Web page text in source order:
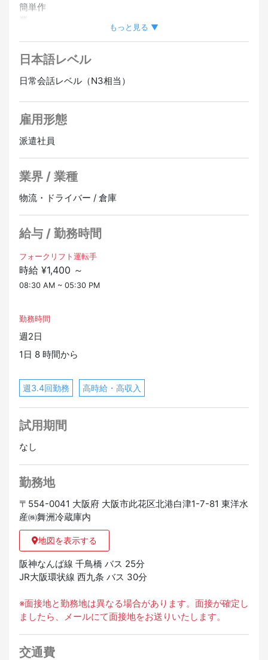
簡単作
業
もっと見る ▼
日本語レベル
日常会話レベル（N3相当）
雇用形態
派遣社員
業界 / 業種
物流・ドライバー / 倉庫
給与 / 勤務時間
フォークリフト運転手
時給 ¥1,400 ～
08:30 AM ~ 05:30 PM
勤務時間
週2日
1日 8 時間から
週3.4回勤務 高時給・高収入
試用期間
なし
勤務地
〒554-0041 大阪府 大阪市此花区北港白津1-7-81 東洋水
産㈱舞洲冷蔵庫内
地図を表示する
阪神なんば線 千鳥橋 バス 25分
JR大阪環状線 西九条 バス 30分
※面接地と勤務地は異なる場合があります。面接が確定し
ましたら、メールにて面接地をお送りいたします。
交通費